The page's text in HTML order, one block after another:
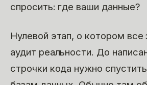
спросить: где ваши данные?
Нулевой этап, о котором
аудит реальности. До
строчки кода нужно